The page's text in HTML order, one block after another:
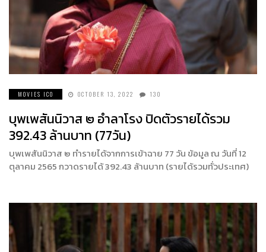
MOVIES ICO OCTOBER 13, 2022 130
บุพเพสันนิวาส ๒ อำลาโรง ปิดตัวรายได้รวม
392.43 ล้านบาท (77วัน)
บุพเพสันนิวาส ๒ ทำรายได้จากการเข้าฉาย 77 วัน ข้อมูล ณ วันที่ 12
ตุลาคม 2565 กวาดรายได้ 392.43 ล้านบาท (รายได้รวมทั่วประเทศ)